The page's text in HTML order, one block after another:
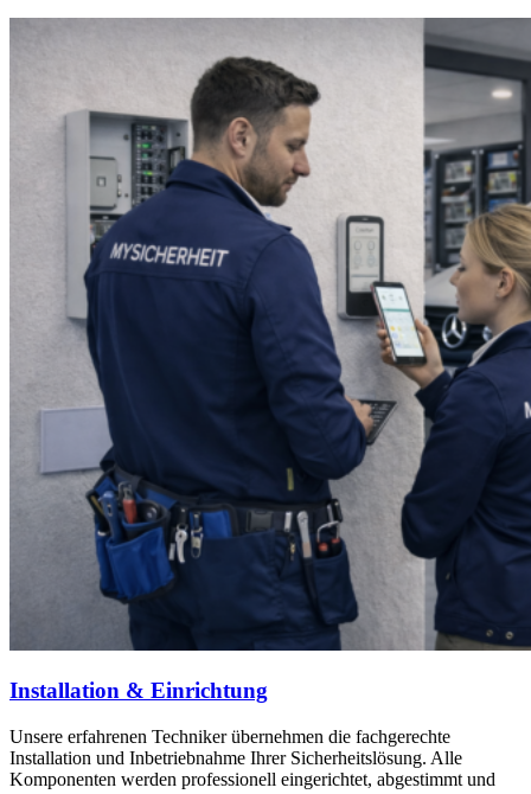
Installation & Einrichtung
Unsere erfahrenen Techniker übernehmen die fachgerechte
Installation und Inbetriebnahme Ihrer Sicherheitslösung. Alle
Komponenten werden professionell eingerichtet, abgestimmt und